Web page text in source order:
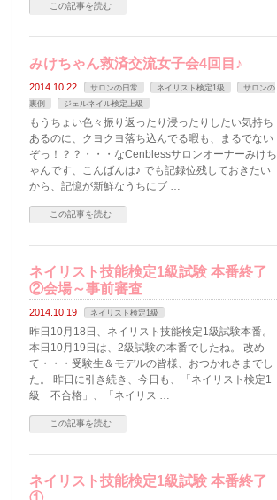
この記事を読む
みけちゃん救済交流女子会4回目♪
2014.10.22 サロンの日常 ネイリスト検定1級
サロンの
裏側
ジェルネイル検定上級
もうちょい色々振り返ったり浸ったりしたい気持ち
あるのに、クヨクヨ落ち込んでる暇も、まるでない
ぞっ！？？・・・なCenblessサロンオーナーみけち
ゃんです、こんばんは♪ でも記録位残しておきたい
から、記憶が新鮮なうちにブ …
この記事を読む
ネイリスト技能検定1級試験 本番終了
②会場～事前審査
2014.10.19 ネイリスト検定1級
昨日10月18日、ネイリスト技能検定1級試験本番。
本日10月19日は、2級試験の本番でしたね。 改め
て・・・受験生＆モデルの皆様、おつかれさまでし
た。 昨日に引き続き、今日も、「ネイリスト検定1
級 不合格」、「ネイリス …
この記事を読む
ネイリスト技能検定1級試験 本番終了